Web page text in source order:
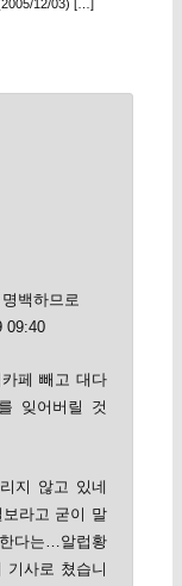
12/03) […]
백하므로
09:40
페 빼고 대다
잊어버릴 것
지 않고 있네
라고 굳이 말
다는…알럽황
기사로 쳤습니